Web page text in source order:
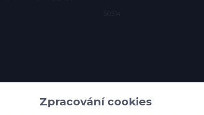
Zpracování cookies